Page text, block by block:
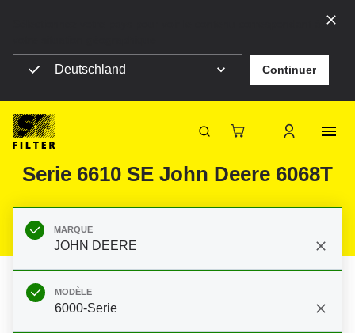
Deutschland Continuer
SF-Filter
SF Filter Homepage
Filtres pour JOHN DEERE 6000-
Serie 6610 SE John Deere 6068T
MARQUE
JOHN DEERE
MODÈLE
6000-Serie